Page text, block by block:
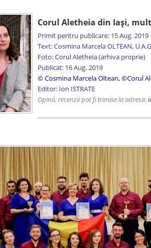
Corul Aletheia din Iaşi,
Primit pentru publicare: 15 Aug. 2019
Text: Cosmina Marcela OLTEAN,
Foto: Corul Aletheia (arhiva proprie)
Publicat: 16 Aug. 2019
© Cosmina Marcela Oltean, ©Corul
Editor: Ion ISTRATE
Opinii, recenzii pot fi trimise la adresa: